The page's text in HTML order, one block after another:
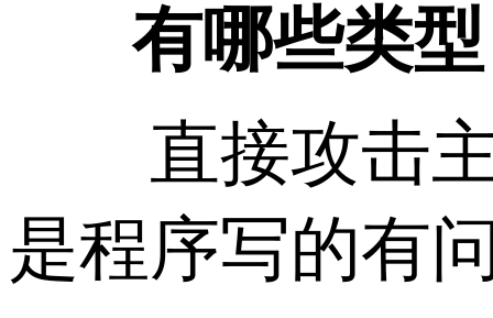
有哪些类型
直接攻击主
是程序写的有